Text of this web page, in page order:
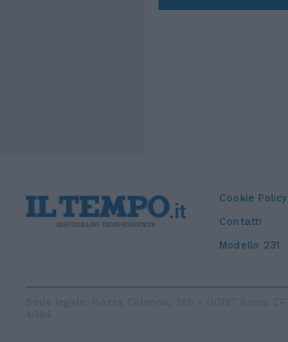
Cookie Policy
Contatti
Modello 231